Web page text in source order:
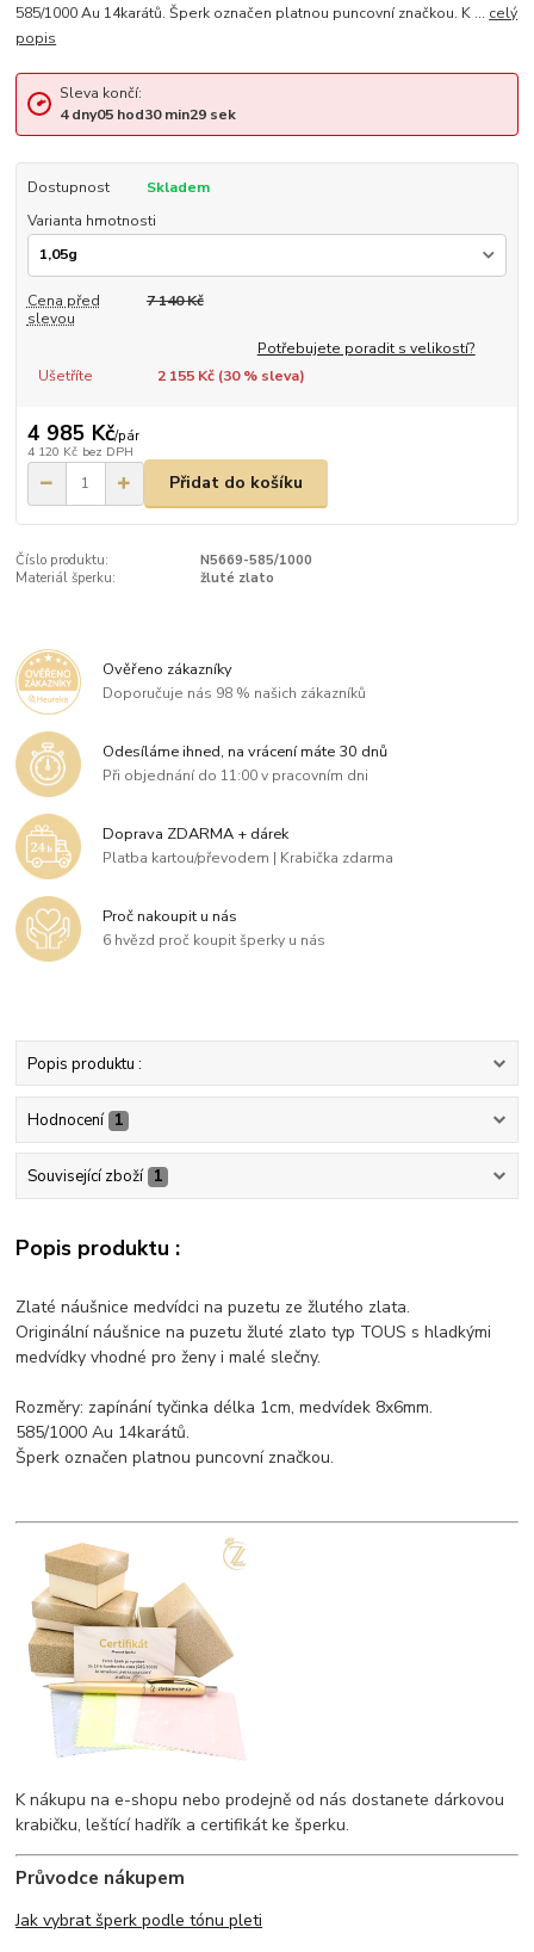
585/1000 Au 14karátů. Šperk označen platnou puncovní značkou. K ... celý
popis
Sleva končí:
4 dny05hod30min29sek
Dostupnost
Skladem
Varianta hmotnosti
Cena před
slevou
7 140 Kč
Potřebujete poradit s velikostí?
Ušetříte
2 155 Kč (30% sleva)
4 985 Kč/pár
4 120 Kč bez DPH
Přidat do košíku
Číslo produktu:
N5669-585/1000
Materiál šperku:
žluté zlato
Ověřeno zákazníky
Doporučuje nás 98 % našich zákazníků
Odesíláme ihned, na vrácení máte 30 dnů
Při objednání do 11:00 v pracovním dni
Doprava ZDARMA + dárek
Platba kartou/převodem | Krabička zdarma
Proč nakoupit u nás
6 hvězd proč koupit šperky u nás
Popis produktu :
Hodnocení 1
Související zboží 1
Popis produktu :
Zlaté náušnice medvídci na puzetu ze žlutého zlata.
Originální náušnice na puzetu žluté zlato typ TOUS s hladkými
medvídky vhodné pro ženy i malé slečny.
Rozměry: zapínání tyčinka délka 1cm, medvídek 8x6mm.
585/1000 Au 14karátů.
Šperk označen platnou puncovní značkou.
K nákupu na e-shopu nebo prodejně od nás dostanete dárkovou
krabičku, leštící hadřík a certifikát ke šperku.
Průvodce nákupem
Jak vybrat šperk podle tónu pleti